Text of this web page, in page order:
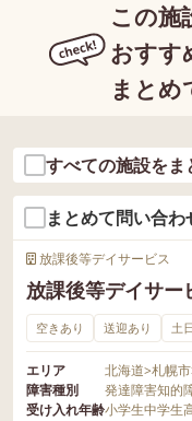
この施
おすす
まとめ
すべての施設をま
まとめて問い合わ
放課後等デイサービス
放課後等デイサー
空きあり 送迎あり 土
エリア 北海道>札幌市
障害種別
発達障害知的
受け入れ年齢小学生中学生